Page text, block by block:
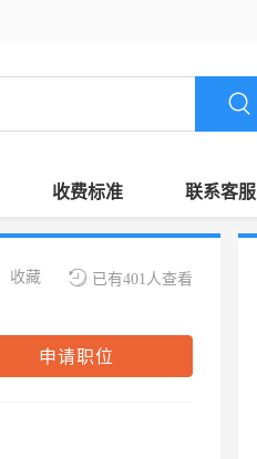
收费标准 联系客服
已有401人查看
收藏
申请职位